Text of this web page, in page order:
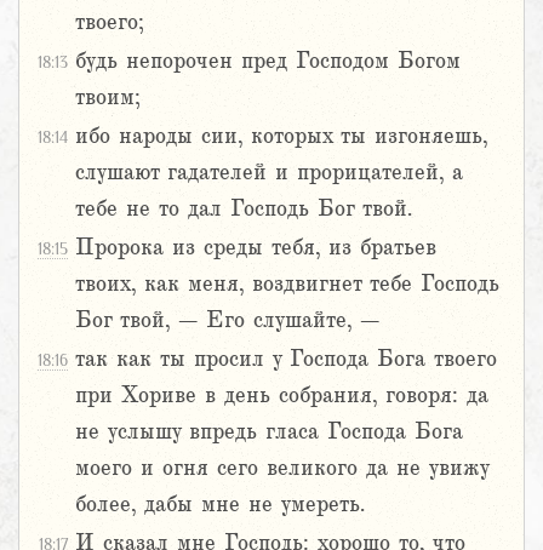
твоего;
18:13 будь непорочен пред Господом Богом
твоим;
18:14 ибо народы сии, которых ты изгоняешь,
слушают гадателей и прорицателей, а
тебе не то дал Господь Бог твой.
18:15 Пророка из среды тебя, из братьев
твоих, как меня, воздвигнет тебе Господь
Бог твой, – Его слушайте, –
18:16 так как ты просил у Господа Бога твоего
при Хориве в день собрания, говоря: да
не услышу впредь гласа Господа Бога
моего и огня сего великого да не увижу
более, дабы мне не умереть.
18:17 И сказал мне Господь: хорошо то, что